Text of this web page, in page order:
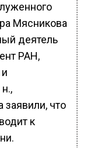
Мясникова
деятель
РАН,
что
к